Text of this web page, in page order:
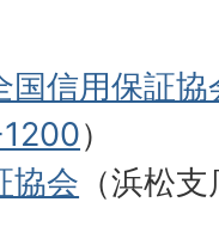
国信用保証協
）
協会 （浜松